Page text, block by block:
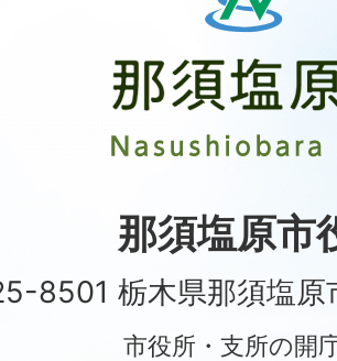
原
市
City
那須塩原市
8501 栃木県那須塩原
市役所・支所の開